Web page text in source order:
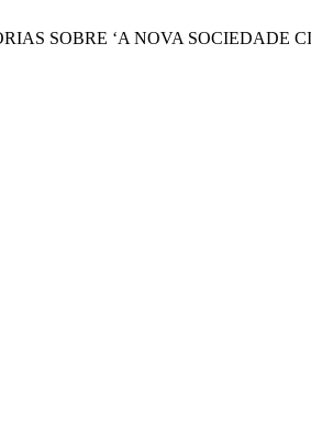
SOBRE ‘A NOVA SOCIEDADE